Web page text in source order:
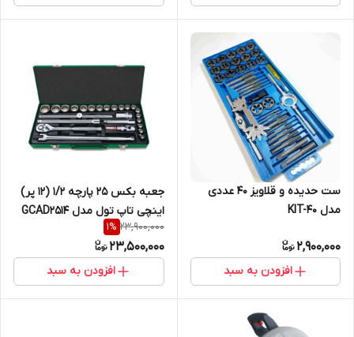
ست حدیده و قلاویز ۴۰ عددی
مدل KIT-40
2,900,000
افزودن به سبد
جعبه بکس 25 پارچه 1/2 (12 پر)
اینچی تاپ تول مدل GCAD2514
23,900,000
1%
23,500,000
افزودن به سبد